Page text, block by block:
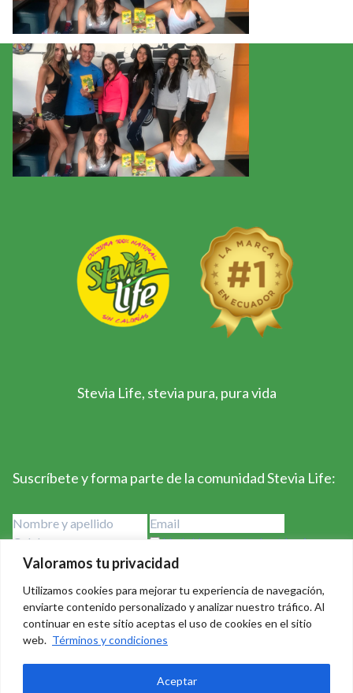
Valoramos tu privacidad
Utilizamos cookies para mejorar tu experiencia de navegación,
enviarte contenido personalizado y analizar nuestro tráfico. Al
continuar en este sitio aceptas el uso de cookies en el sitio
web. Términos y condiciones
Aceptar
Stevia Life, stevia pura, pura vida
Suscríbete y forma parte de la comunidad Stevia Life:
He leído y acepto los términos y
condiciones
Stevia Life 2023-2024 - Derechos Reservados Creado por
Política de privacidad